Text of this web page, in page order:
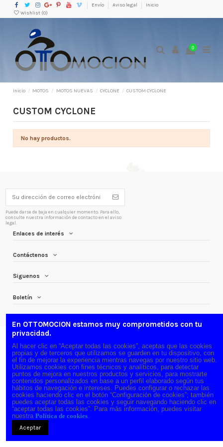
Envío Aviso legal
Inicio
Wishlist (0)
0
Inicio MOTOS MOTOS NUEVAS CYCLONE CUSTOM CYCLONE
CUSTOM CYCLONE
No hay productos.
Puede darse de baja en cualquier momento. Para ello,
consulte nuestra información de contacto en el aviso
legal.
Enlaces de interés
Contáctenos
Siguenos
Boletín
En OTTOMOCION estamos muy comprometidos con tu
privacidad.
Al hacer clic en “Aceptar todas las cookies”, aceptas que las cookies
propias y de terceros que utilizamos se guarden en tu dispositivo, con
el fin de mejorar la experiencia mientras navegas por nuestro sitio web.
Utilizamos cookies con fines técnicos y analíticos, para detectar
puntos de mejora en nuestros productos y servicios, para mostrarte
contenidos personalizados en base a un perfil elaborado según tus
hábitos de navegación e intereses. Puedes configurar o rechazar las
cookies haciendo clic en el botón “Configuración de cookies”; también
puedes aceptar todas las cookies y seguir navegando haciendo clic en
“aceptar todas las cookies”. Para más información, puedes visitar
nuestra Política de cookies.
Aceptar